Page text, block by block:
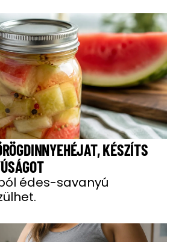
KÉSZÍTS
édes-savanyú